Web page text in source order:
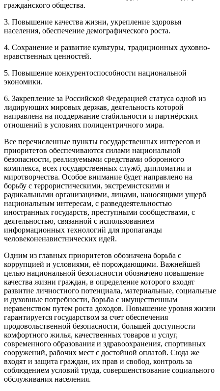
гражданского общества.
3. Повышение качества жизни, укрепление здоровья
населения, обеспечение демографического роста.
4. Сохранение и развитие культуры, традиционных духовно-
нравственных ценностей.
5. Повышение конкурентоспособности национальной
экономики.
6. Закрепление за Российской Федерацией статуса одной из
лидирующих мировых держав, деятельность которой
направлена на поддержание стабильности и партнёрских
отношений в условиях полицентричного мира.
Все перечисленные пункты государственных интересов и
приоритетов обеспечиваются силами национальной
безопасности, реализуемыми средствами оборонного
комплекса, всех государственных служб, дипломатии и
миротворчества. Особое внимание будет направлено на
борьбу с террористическими, экстремистскими и
радикальными организациями, лицами, наносящими ущерб
национальным интересам, с разведдеятельностью
иностранных государств, преступными сообществами, с
деятельностью, связанной с использованием
информационных технологий для пропаганды
человеконенавистнических идей.
Одним из главных приоритетов обозначена борьба с
коррупцией и условиями, её порождающими. Важнейшей
целью национальной безопасности обозначено повышение
качества жизни граждан, в определение которого входят
развитие личностного потенциала, материальные, социальные
и духовные потребности, борьба с имущественным
неравенством путем роста доходов. Повышение уровня жизни
гарантируется государством за счет обеспечения
продовольственной безопасности, большей доступности
комфортного жилья, качественных товаров и услуг,
современного образования и здравоохранения, спортивных
сооружений, рабочих мест с достойной оплатой. Сюда же
входят и защита граждан, их прав и свобод, контроль за
соблюдением условий труда, совершенствование социального
обслуживания населения.